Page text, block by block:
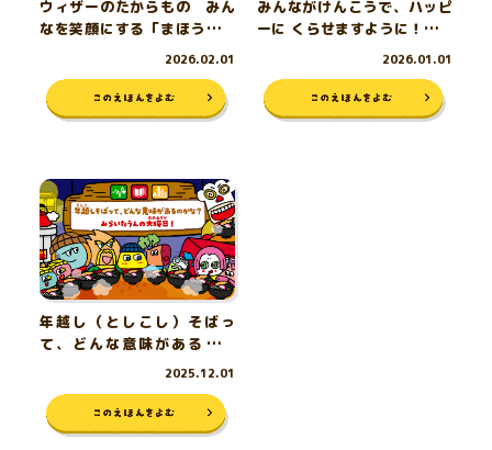
ウィザーのたからもの みん
なを笑顔にする「まほうのつ
2026.02.01
みんながけんこうで、ハッピ
ーに くらせますように！ み
らいたうんの初詣（はつもう
2026.01.01
年越し（としこし）そばっ
て、どんな意味があるのか
な？ みらいたうんの大晦日
2025.12.01